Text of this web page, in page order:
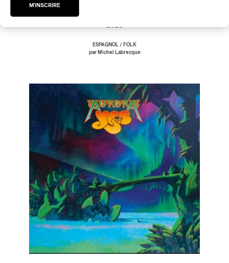
Mon Laferte – Femme Fatale Vol 2
Mon Laferte – Femme Fatale Vol 2
2026
ESPAGNOL / FOLK
par Michel Labrecque
M'INSCRIRE